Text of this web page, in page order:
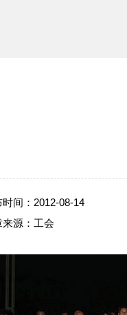
时间：2012-08-14
来源：工会